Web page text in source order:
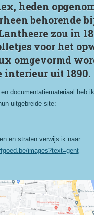
heden
behorende
zou in
voor het
omgevormd
interieur uit 1890.
documentatiemateriaal
uitgebreide site:
en straten verwijs ik naar
images?text=gent